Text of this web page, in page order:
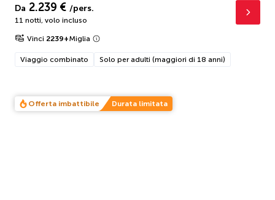
Da 2.239 € /pers.
11 notti, volo incluso
Vinci 2239+Miglia
Viaggio combinato Solo per adulti (maggiori di 18 anni)
Offerta imbattibile Durata limitata